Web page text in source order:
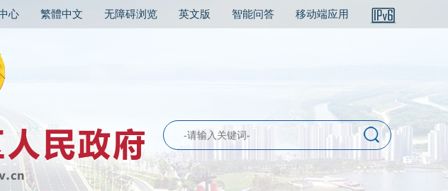
心 繁體中文 无障碍浏览 英文版 智能问答 移动端应用